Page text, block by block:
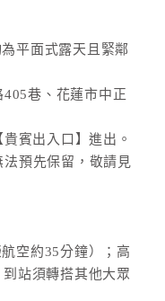
平面式露天且緊鄰
巷、花蓮市中正
賓出入口】進出。
預先保留，敬請見
空約35分鐘）；高
站須轉搭其他大眾